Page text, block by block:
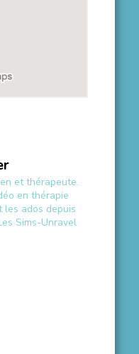
et thérapeute.
en thérapie
les ados depuis
Sims-Unravel